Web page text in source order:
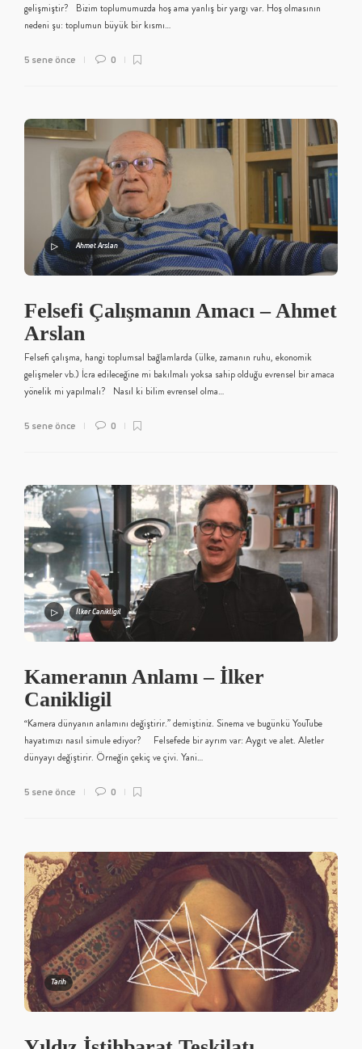
gelişmiştir? Bizim toplumumuzda hoş ama yanlış bir yargı var. Hoş olmasının
nedeni şu: toplumun büyük bir kısmı…
5 sene önce 0
Ahmet Arslan
Felsefi Çalışmanın Amacı – Ahmet
Arslan
Felsefi çalışma, hangi toplumsal bağlamlarda (ülke, zamanın ruhu, ekonomik
gelişmeler vb.) İcra edileceğine mi bakılmalı yoksa sahip olduğu evrensel bir amaca
yönelik mi yapılmalı? Nasıl ki bilim evrensel olma…
5 sene önce 0
İlker Canikligil
Kameranın Anlamı – İlker
Canikligil
“Kamera dünyanın anlamını değiştirir.” demiştiniz. Sinema ve bugünkü YouTube
hayatımızı nasıl simule ediyor? Felsefede bir ayrım var: Aygıt ve alet. Aletler
dünyayı değiştirir. Örneğin çekiç ve çivi. Yani…
5 sene önce 0
Tarih